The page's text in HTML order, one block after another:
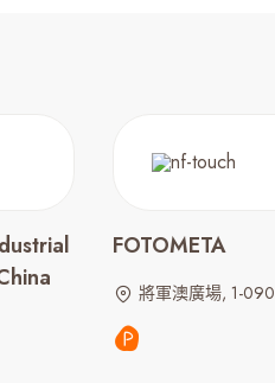
FOTOMETA
將軍澳廣場, 1-090